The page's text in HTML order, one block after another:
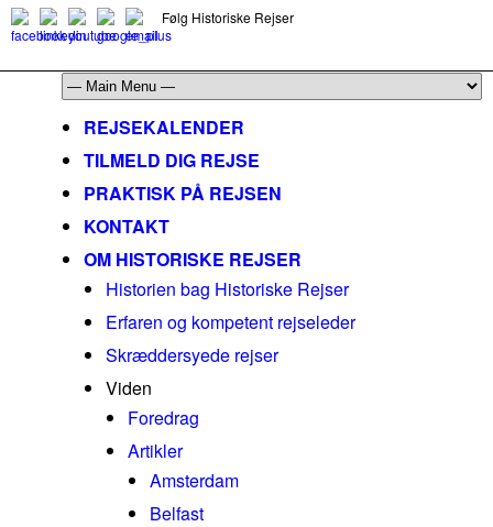
Følg Historiske Rejser
REJSEKALENDER
TILMELD DIG REJSE
PRAKTISK PÅ REJSEN
KONTAKT
OM HISTORISKE REJSER
Historien bag Historiske Rejser
Erfaren og kompetent rejseleder
Skræddersyede rejser
Viden
Foredrag
Artikler
Amsterdam
Belfast